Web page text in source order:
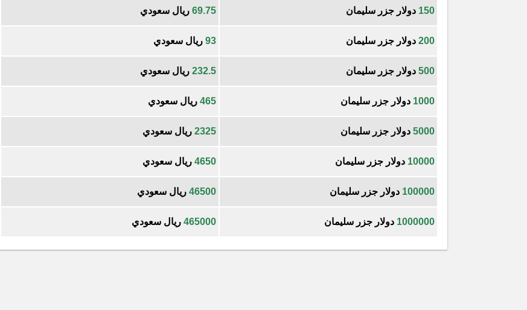
150 دولار جزر سليمان 69.75 ريال سعودي
200 دولار جزر سليمان 93 ريال سعودي
500 دولار جزر سليمان 232.5 ريال سعودي
1000 دولار جزر سليمان 465 ريال سعودي
5000 دولار جزر سليمان 2325 ريال سعودي
10000 دولار جزر سليمان 4650 ريال سعودي
100000 دولار جزر سليمان 46500 ريال سعودي
1000000 دولار جزر سليمان 465000 ريال سعودي